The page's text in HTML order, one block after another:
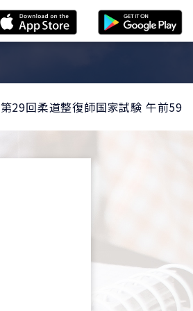
第29回柔道整復師国家試験 午前59